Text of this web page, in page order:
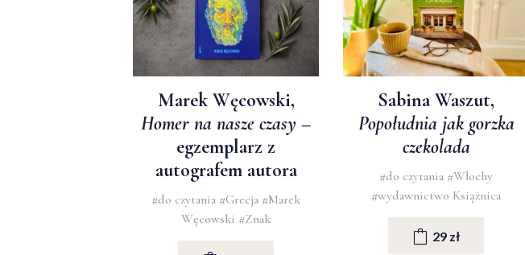
Marek Węcowski,
Homer na nasze czasy –
egzemplarz z
autografem autora
#do czytania #Grecja #Marek
Węcowski #Znak
Sabina Waszut,
Popołudnia jak gorzka
czekolada
#do czytania #Włochy
#wydawnictwo Książnica
29 zł